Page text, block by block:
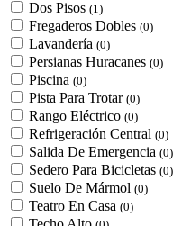
Dos Pisos (1)
Fregaderos Dobles (0)
Lavandería (0)
Persianas Huracanes (0)
Piscina (0)
Pista Para Trotar (0)
Rango Eléctrico (0)
Refrigeración Central (0)
Salida De Emergencia (0)
Sedero Para Bicicletas (0)
Suelo De Mármol (0)
Teatro En Casa (0)